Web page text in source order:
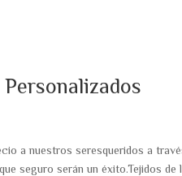
a nuestros seresqueridos a
seguro serán un éxito.Tejidos